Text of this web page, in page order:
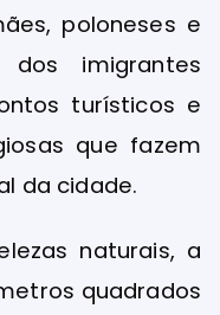
poloneses e
dos imigrantes
turísticos e
que fazem
da cidade.
naturais, a
quadrados